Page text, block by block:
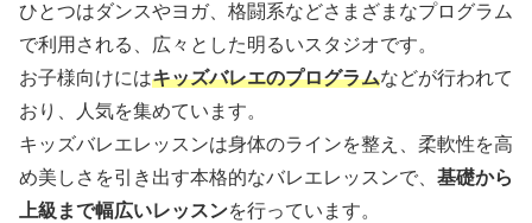
ひとつはダンスやヨガ、格闘系などさまざまなプログラム
で利用される、広々とした明るいスタジオです。
お子様向けにはキッズバレエのプログラムなどが行われて
おり、人気を集めています。
キッズバレエレッスンは身体のラインを整え、柔軟性を高
め美しさを引き出す本格的なバレエレッスンで、 基礎から
上級まで幅広いレッスンを行っています。